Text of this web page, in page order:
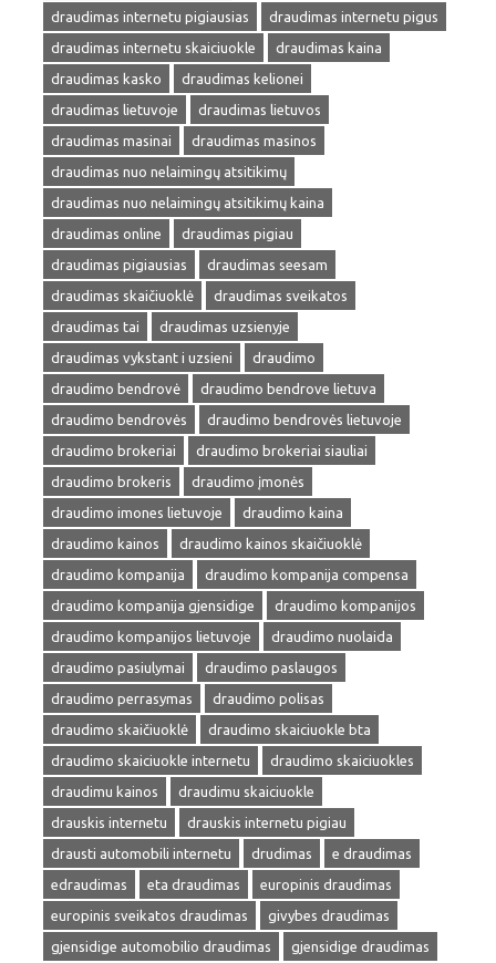
draudimas internetu pigiausias
draudimas internetu pigus
draudimas internetu skaiciuokle
draudimas kaina
draudimas kasko
draudimas kelionei
draudimas lietuvoje
draudimas lietuvos
draudimas masinai
draudimas masinos
draudimas nuo nelaimingų atsitikimų
draudimas nuo nelaimingų atsitikimų kaina
draudimas online
draudimas pigiau
draudimas pigiausias
draudimas seesam
draudimas skaičiuoklė
draudimas sveikatos
draudimas tai
draudimas uzsienyje
draudimas vykstant i uzsieni
draudimo
draudimo bendrovė
draudimo bendrove lietuva
draudimo bendrovės
draudimo bendrovės lietuvoje
draudimo brokeriai
draudimo brokeriai siauliai
draudimo brokeris
draudimo įmonės
draudimo imones lietuvoje
draudimo kaina
draudimo kainos
draudimo kainos skaičiuoklė
draudimo kompanija
draudimo kompanija compensa
draudimo kompanija gjensidige
draudimo kompanijos
draudimo kompanijos lietuvoje
draudimo nuolaida
draudimo pasiulymai
draudimo paslaugos
draudimo perrasymas
draudimo polisas
draudimo skaičiuoklė
draudimo skaiciuokle bta
draudimo skaiciuokle internetu
draudimo skaiciuokles
draudimu kainos
draudimu skaiciuokle
drauskis internetu
drauskis internetu pigiau
drausti automobili internetu
drudimas
e draudimas
edraudimas
eta draudimas
europinis draudimas
europinis sveikatos draudimas
givybes draudimas
gjensidige automobilio draudimas
gjensidige draudimas